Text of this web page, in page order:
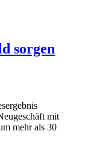
sorgen
mit
mehr als 30